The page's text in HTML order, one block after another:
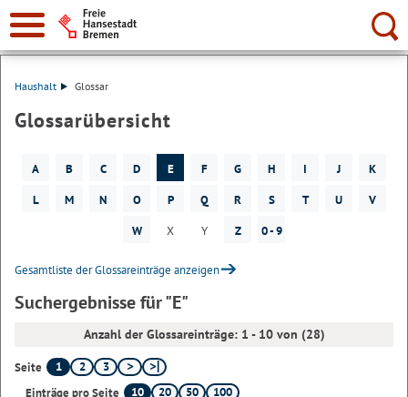
Suche:
Haushalt Glossar
Glossarübersicht
A B C D E F G H I J
K
L
M N O P Q R S T U
V
W
X Y Z 0 - 9
Gesamtliste der Glossareinträge anzeigen
Suchergebnisse für "E"
Anzahl der Glossareinträge: 1 - 10 von (28)
Seite 1 2
3
Einträge pro Seite
10 20 50 100